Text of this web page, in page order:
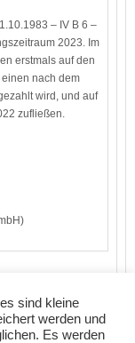
– IV B 6 –
2023. Im
erstmals auf den
nach dem
wird, und auf
zufließen.
sind kleine
werden und
Es werden